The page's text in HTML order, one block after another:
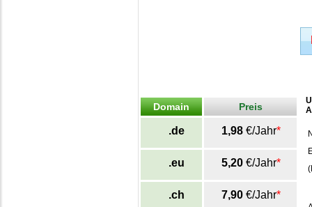
Domain Preis
.de 1,98 €/Jahr*
.eu 5,20 €/Jahr*
.ch 7,90 €/Jahr*